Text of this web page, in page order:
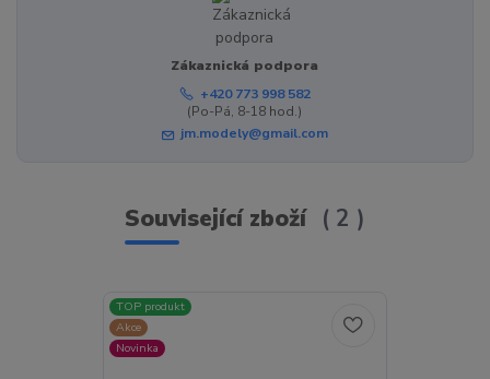
Zákaznická podpora
+420 773 998 582
(Po-Pá, 8-18 hod.)
jm.modely@gmail.com
Související zboží 2
TOP produkt
Akce
Novinka